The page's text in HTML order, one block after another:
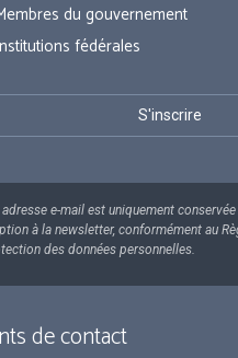
du gouvernement
fédérales
adresse e-mail est uniquement
à la newsletter, conformément au
des données personnelles.
de contact